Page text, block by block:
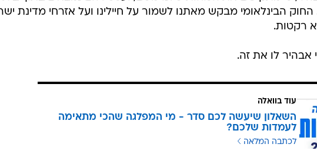
החוק הבינלאומי מבקש מאתנו לשמור על חיילינו ועל אזרחי מדינת
רקטות.
אבהיר לו את זה.
עוד בוואלה
השאלון שיעשה לכם סדר - מי המפלגה שהכי מתאימה
לעמדות שלכם?
לכתבה המלאה